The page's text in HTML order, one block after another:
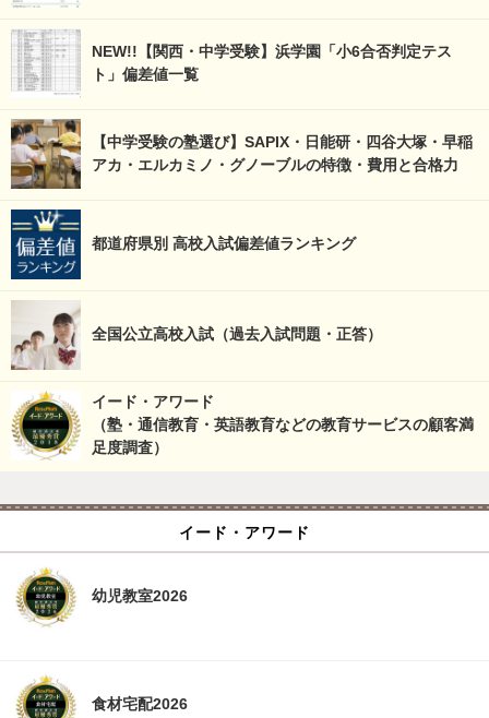
NEW!!【関西・中学受験】浜学園「小6合否判定テス
ト」偏差値一覧
【中学受験の塾選び】SAPIX・日能研・四谷大塚・早稲
アカ・エルカミノ・グノーブルの特徴・費用と合格力
都道府県別 高校入試偏差値ランキング
全国公立高校入試（過去入試問題・正答）
イード・アワード
（塾・通信教育・英語教育などの教育サービスの顧客満
足度調査）
イード・アワード
幼児教室2026
食材宅配2026